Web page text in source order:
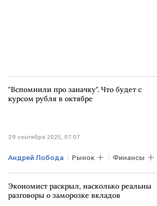
"Вспомнили про заначку". Что будет с
курсом рубля в октябре
29 сентября 2025, 07:07
Андрей Лобода Рынок Финансы
США БЛИЖНИЙ ВОСТОК
ВЕНЕСУЭЛА Антон Силуанов
Экономист раскрыл, насколько реальны
разговоры о заморозке вкладов